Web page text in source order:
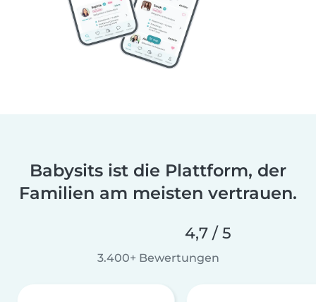
Babysits ist die Plattform, der
Familien am meisten vertrauen.
4,7 / 5
3.400+ Bewertungen